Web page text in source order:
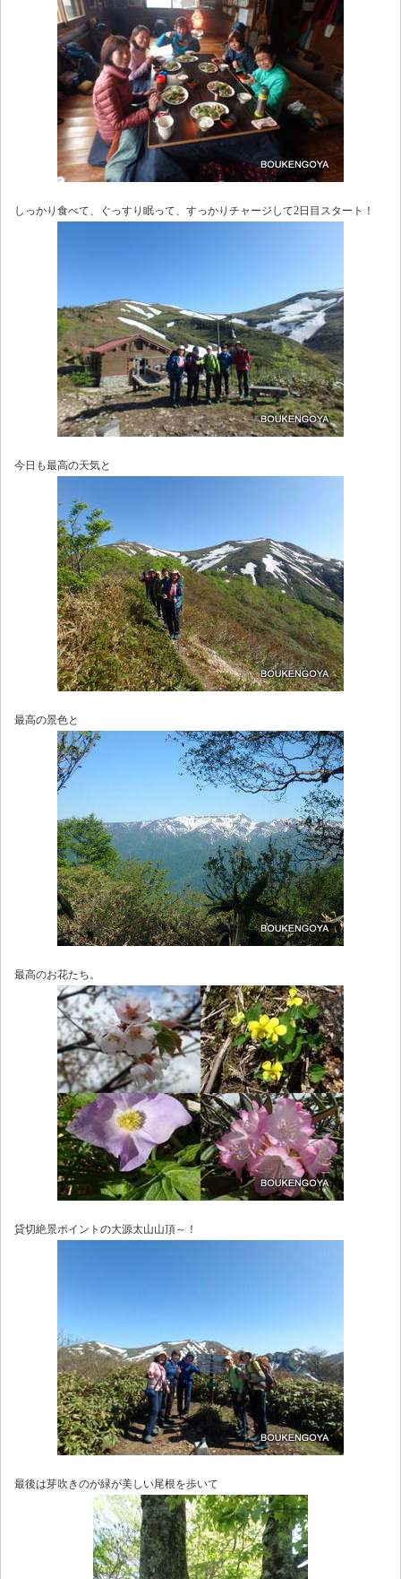
しっかり食べて、ぐっすり眠って、すっかりチャージして2日目スタート！
今日も最高の天気と
最高の景色と
最高のお花たち。
貸切絶景ポイントの大源太山山頂～！
最後は芽吹きのが緑が美しい尾根を歩いて